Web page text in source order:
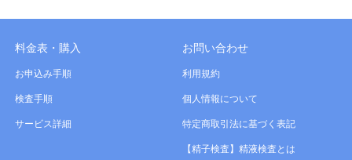
料金表・購入
お申込み手順
検査手順
サービス詳細
お問い合わせ
利用規約
個人情報について
特定商取引法に基づく表記
【精子検査】精液検査とは